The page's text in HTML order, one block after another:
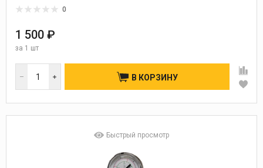
0
1 500 ₽
за 1 шт
В КОРЗИНУ
Быстрый просмотр